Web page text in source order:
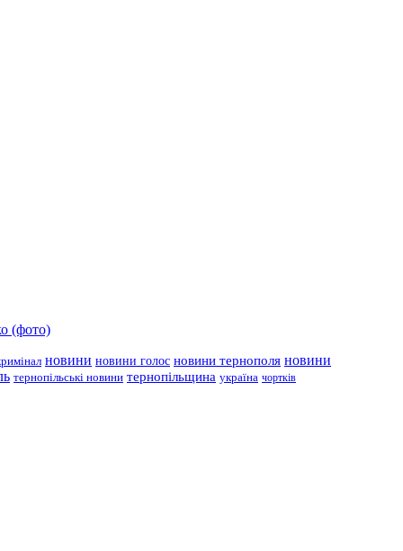
(фото)
новини новини голос новини тернополя новини
тернопільські новини тернопільщина україна чортків